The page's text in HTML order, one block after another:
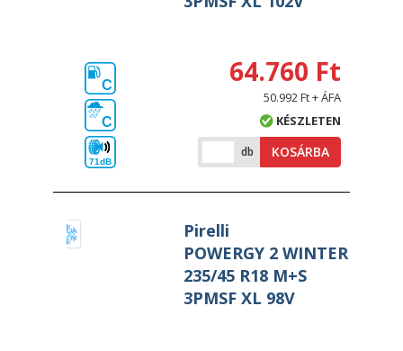
C
C
71dB
64.760 Ft
50.992 Ft + ÁFA
KÉSZLETEN
db KOSÁRBA
Pirelli
POWERGY 2 WINTER
235/45 R18 M+S
3PMSF XL 98V